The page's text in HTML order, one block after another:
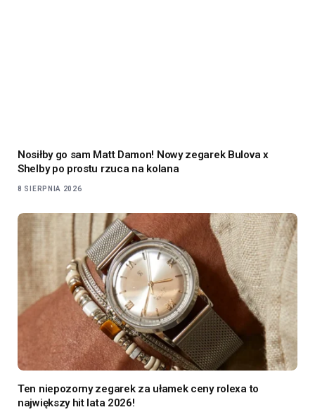
Nosiłby go sam Matt Damon! Nowy zegarek Bulova x
Shelby po prostu rzuca na kolana
8 SIERPNIA 2026
Ten niepozorny zegarek za ułamek ceny rolexa to
największy hit lata 2026!